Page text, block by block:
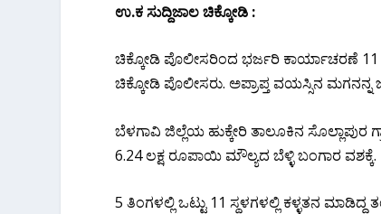
ಉ.ಕ ಸುದ್ದಿಜಾಲ ಚಿಕ್ಕೋಡಿ :
ಚಿಕ್ಕೋಡಿ ಪೊಲೀಸರಿಂದ ಭರ್ಜರಿ ಕಾರ್ಯಾಚರಣೆ
ಚಿಕ್ಕೋಡಿ ಪೊಲೀಸರು. ಅಪ್ರಾಪ್ತ ವಯಸ್ಸಿನ
ಬೆಳಗಾವಿ ಜಿಲ್ಲೆಯ ಹುಕ್ಕೇರಿ ತಾಲೂಕಿನ
6.24 ಲಕ್ಷ ರೂಪಾಯಿ ಮೌಲ್ಯದ ಬೆಳ್ಳಿ ಬಂಗಾರ ವಶಕ್ಕೆ‌.
5 ತಿಂಗಳಲ್ಲಿ ಒಟ್ಟು 11 ಸ್ಥಳಗಳಲ್ಲಿ ಕಳ್ಳತನ